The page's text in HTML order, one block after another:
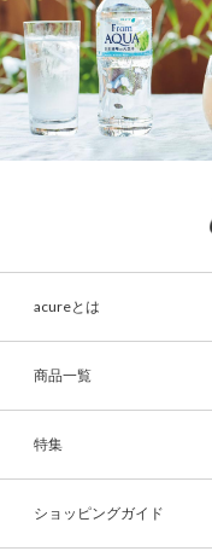
acureとは
商品一覧
特集
ショッピングガイド